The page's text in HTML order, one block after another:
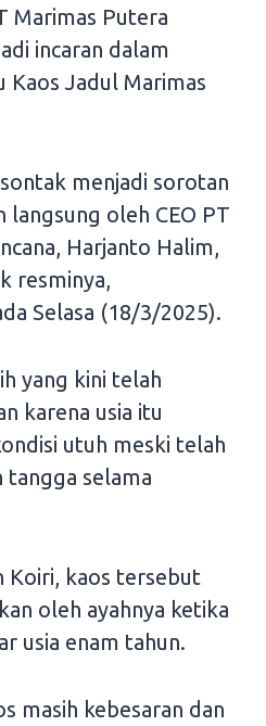
Marimas Putera
incaran dalam
Kaos Jadul Marimas
menjadi sorotan
oleh CEO PT
Harjanto Halim,
resminya,
Selasa (18/3/2025).
yang kini telah
karena usia itu
utuh meski telah
tangga selama
Koiri, kaos tersebut
oleh ayahnya ketika
usia enam tahun.
masih kebesaran dan